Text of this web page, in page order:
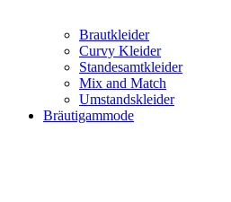
Brautkleider
Curvy Kleider
Standesamtkleider
Mix and Match
Umstandskleider
Bräutigammode